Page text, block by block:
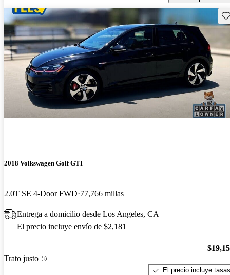
2018 Volkswagen Golf GTI
2.0T SE 4-Door FWD 77,766 millas
Entrega a domicilio desde Los Angeles, CA
El precio incluye envío de $2,181
Trato justo
El precio incluye tasas